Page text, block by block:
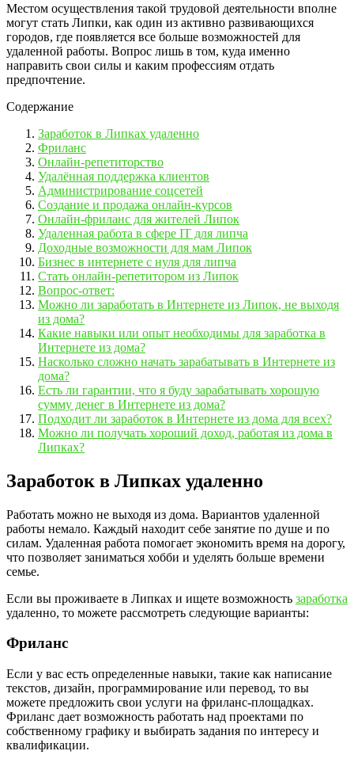
Местом осуществления такой трудовой деятельности вполне
могут стать Липки, как один из активно развивающихся
городов, где появляется все больше возможностей для
удаленной работы. Вопрос лишь в том, куда именно
направить свои силы и каким профессиям отдать
предпочтение.
Содержание
Заработок в Липках удаленно
Фриланс
Онлайн-репетиторство
Удалённая поддержка клиентов
Администрирование соцсетей
Создание и продажа онлайн-курсов
Онлайн-фриланс для жителей Липок
Удаленная работа в сфере IT для липча
Доходные возможности для мам Липок
Бизнес в интернете с нуля для липча
Стать онлайн-репетитором из Липок
Вопрос-ответ:
Можно ли заработать в Интернете из Липок, не выходя
из дома?
Какие навыки или опыт необходимы для заработка в
Интернете из дома?
Насколько сложно начать зарабатывать в Интернете из
дома?
Есть ли гарантии, что я буду зарабатывать хорошую
сумму денег в Интернете из дома?
Подходит ли заработок в Интернете из дома для всех?
Можно ли получать хороший доход, работая из дома в
Липках?
Заработок в Липках удаленно
Работать можно не выходя из дома. Вариантов удаленной
работы немало. Каждый находит себе занятие по душе и по
силам. Удаленная работа помогает экономить время на дорогу,
что позволяет заниматься хобби и уделять больше времени
семье.
Если вы проживаете в Липках и ищете возможность заработка
удаленно, то можете рассмотреть следующие варианты:
Фриланс
Если у вас есть определенные навыки, такие как написание
текстов, дизайн, программирование или перевод, то вы
можете предложить свои услуги на фриланс-площадках.
Фриланс дает возможность работать над проектами по
собственному графику и выбирать задания по интересу и
квалификации.